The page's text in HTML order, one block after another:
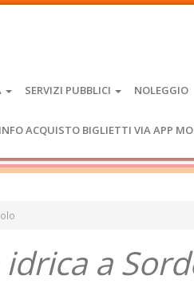
SERVIZI PUBBLICI NOLEGGIO
INFO ACQUISTO BIGLIETTI VIA APP
a